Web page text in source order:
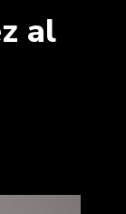
al